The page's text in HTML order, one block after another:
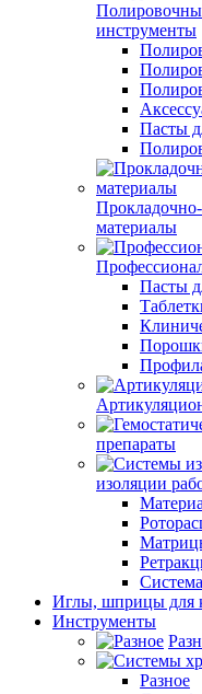
инструменты
Пасты
материалы
Пасты
препараты
изоляции
Иглы, шприцы для
Инструменты
Разное